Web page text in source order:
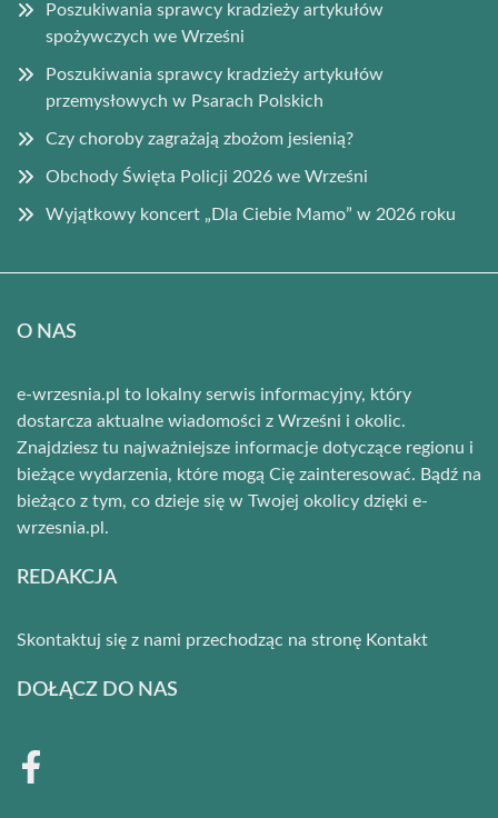
Poszukiwania sprawcy kradzieży artykułów
spożywczych we Wrześni
Poszukiwania sprawcy kradzieży artykułów
przemysłowych w Psarach Polskich
Czy choroby zagrażają zbożom jesienią?
Obchody Święta Policji 2026 we Wrześni
Wyjątkowy koncert „Dla Ciebie Mamo” w 2026 roku
O NAS
e-wrzesnia.pl to lokalny serwis informacyjny, który
dostarcza aktualne wiadomości z Wrześni i okolic.
Znajdziesz tu najważniejsze informacje dotyczące regionu i
bieżące wydarzenia, które mogą Cię zainteresować. Bądź na
bieżąco z tym, co dzieje się w Twojej okolicy dzięki e-
wrzesnia.pl.
REDAKCJA
Skontaktuj się z nami przechodząc na stronę Kontakt
DOŁĄCZ DO NAS